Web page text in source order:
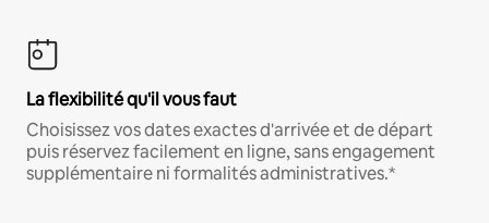
La flexibilité qu'il vous faut
Choisissez vos dates exactes d'arrivée et de départ
puis réservez facilement en ligne, sans engagement
supplémentaire ni formalités administratives.*